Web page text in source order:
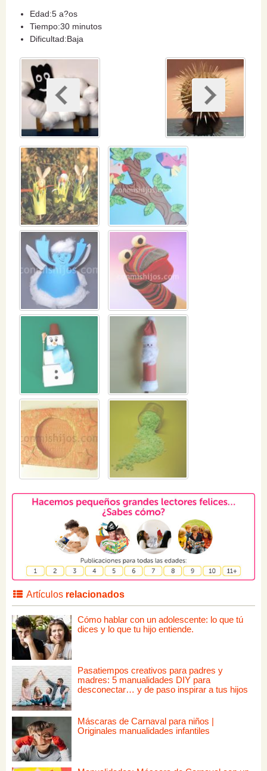
Edad:5 a?os
Tiempo:30 minutos
Dificultad:Baja
Artículos relacionados
Cómo hablar con un adolescente: lo que tú
dices y lo que tu hijo entiende.
Pasatiempos creativos para padres y
madres: 5 manualidades DIY para
desconectar… y de paso inspirar a tus hijos
Máscaras de Carnaval para niños |
Originales manualidades infantiles